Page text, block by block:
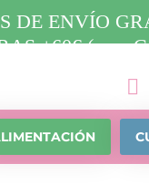
DE ENVÍO
+60€ (para